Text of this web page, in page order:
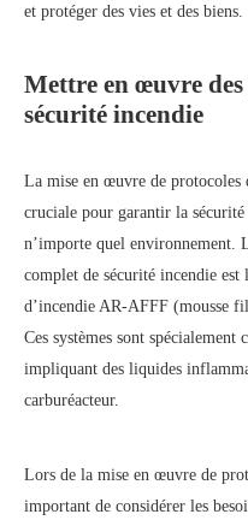
et protéger des vies et des biens.
Mettre en œuvre des
sécurité incendie
La mise en œuvre de protocoles
cruciale pour garantir la sécurité
n’importe quel environnement.
complet de sécurité incendie
d’incendie AR-AFFF (mousse
Ces systèmes sont
impliquant des liquides
carburéacteur.
Lors de la mise en œuvre de
important de considérer les